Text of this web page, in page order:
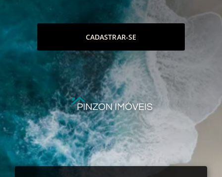
CADASTRAR-SE